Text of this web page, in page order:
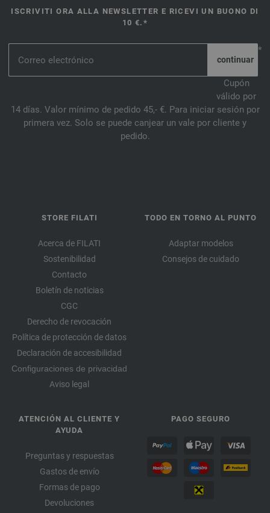
ISCRIVITI ORA ALLA NEWSLETTER E RICEVI UN BUONO DI
10 €.*
*
Cupón
válido por
14 días. Valor mínimo de pedido 45,- €. Para iniciar sesión por
primera vez. Solo se puede canjear un vale por cliente y
pedido.
STORE FILATI
Acerca de FILATI
Sostenibilidad
Contacto
Boletín de noticias
CGC
Derecho de revocación
Política de protección de datos
Declaración de accesibilidad
Configuraciones de privacidad
Aviso legal
TODO EN TORNO AL PUNTO
Adaptar modelos
Consejos de cuidado
ATENCIÓN AL CLIENTE Y
AYUDA
Preguntas y respuestas
Gastos de envío
Formas de pago
Devoluciones
PAGO SEGURO